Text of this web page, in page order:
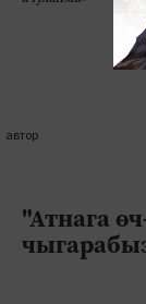
автор
"Атнага